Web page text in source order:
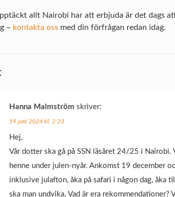
allt Nairobi har att erbjuda är det dags
– kontakta oss med din förfrågan redan idag.
Hanna Malmström skriver:
19 juni 2024 kl. 2:23
Hej,
Vår dotter ska gå på SSN läsåret 24/25 i
henne under julen-nyår. Ankomst 19 december
inklusive julafton, åka på safari i någon dag,
ska man undvika. Vad är era